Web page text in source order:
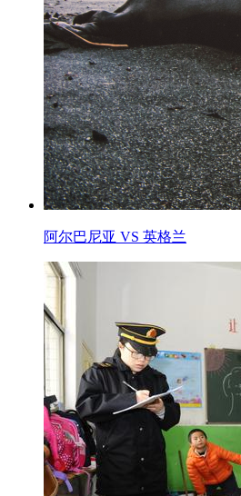
阿尔巴尼亚 VS 英格兰